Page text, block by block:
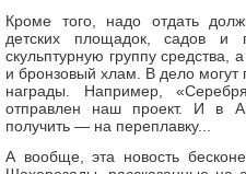
Кроме того, надо отдать
детских площадок, садов
скульптурную группу
и бронзовый хлам. В дело могут
награды. Например,
отправлен наш проект. И в
получить — на переплавку...
А вообще, эта новость